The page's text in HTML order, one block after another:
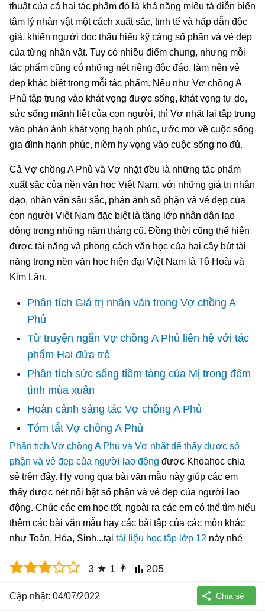
thuật của cả hai tác phẩm đó là khả năng miêu tả diễn biến
tâm lý nhân vật một cách xuất sắc, tinh tế và hấp dẫn độc
giả, khiến người đọc thấu hiểu kỹ càng số phận và vẻ đẹp
của từng nhân vật. Tuy có nhiều điểm chung, nhưng mỗi
tác phẩm cũng có những nét riêng độc đáo, làm nên vẻ
đẹp khác biệt trong mỗi tác phẩm. Nếu như Vợ chồng A
Phủ tập trung vào khát vọng được sống, khát vọng tự do,
sức sống mãnh liệt của con người, thì Vợ nhặt lại tập trung
vào phản ánh khát vọng hạnh phúc, ước mơ về cuộc sống
gia đình hạnh phúc, niềm hy vọng vào cuộc sống no đủ.
Cả Vợ chồng A Phủ và Vợ nhặt đều là những tác phẩm
xuất sắc của nền văn học Việt Nam, với những giá trị nhân
đạo, nhân văn sâu sắc, phản ánh số phận và vẻ đẹp của
con người Việt Nam đặc biệt là tầng lớp nhân dân lao
động trong những năm tháng cũ. Đồng thời cũng thể hiện
được tài năng và phong cách văn học của hai cây bút tài
năng trong nền văn học hiện đại Việt Nam là Tô Hoài và
Kim Lân.
Phân tích Giá trị nhân văn trong Vợ chồng A
Phủ
Từ truyện ngắn Vợ chồng A Phủ liên hệ với tác
phẩm Hai đứa trẻ
Phân tích sức sống tiềm tàng của Mị trong đêm
tình mùa xuân
Hoàn cảnh sáng tác Vợ chồng A Phủ
Tóm tắt Vợ chồng A Phủ
Phân tích Vợ chồng A Phủ và Vợ nhặt để thấy được số
phận và vẻ đẹp của người lao động được Khoahoc chia
sẻ trên đây. Hy vọng qua bài văn mẫu này giúp các em
thấy được nét nổi bật số phận và vẻ đẹp của người lao
động. Chúc các em học tốt, ngoài ra các em có thể tìm hiểu
thêm các bài văn mẫu hay các bài tập của các môn khác
như Toán, Hóa, Sinh...tại tài liệu học tập lớp 12 này nhé
3 ★ 1 👨 205
Cập nhật: 04/07/2022